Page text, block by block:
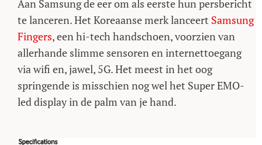
Aan Samsung de eer om als eerste hun persbericht
te lanceren. Het Koreaanse merk lanceert Samsung
Fingers, een hi-tech handschoen, voorzien van
allerhande slimme sensoren en internettoegang
via wifi en, jawel, 5G. Het meest in het oog
springende is misschien nog wel het Super EMO-
led display in de palm van je hand.